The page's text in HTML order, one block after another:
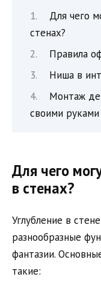
Для чего
стенах?
Правила
Ниша в
Монтаж
своими руками
Для чего
в стенах?
Углубление в
разнообразные
фантазии.
такие: